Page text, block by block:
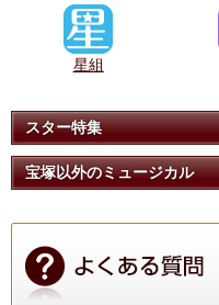
星組
スター特集
宝塚以外のミュージカル